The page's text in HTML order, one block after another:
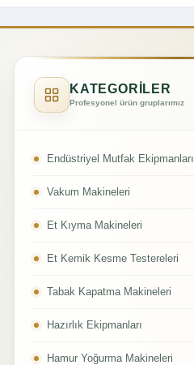
KATEGORİLER
Profesyonel ürün gruplarımız
Endüstriyel Mutfak Ekipmanları
Vakum Makineleri
Et Kıyma Makineleri
Et Kemik Kesme Testereleri
Tabak Kapatma Makineleri
Hazırlık Ekipmanları
Hamur Yoğurma Makineleri